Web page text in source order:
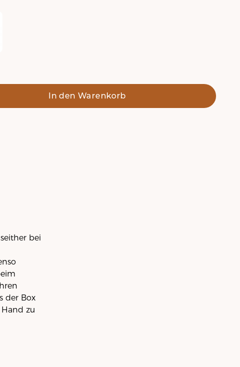
In den Warenkorb
bei
der Box
zu